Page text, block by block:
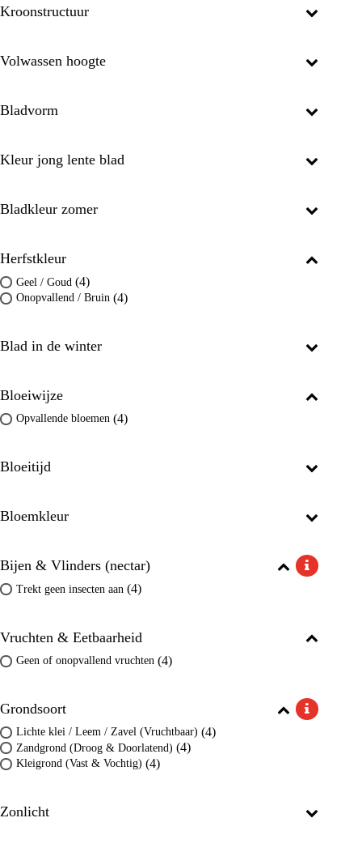
Kroonstructuur
Volwassen hoogte
Bladvorm
Kleur jong lente blad
Bladkleur zomer
Herfstkleur
Geel / Goud (4)
Onopvallend / Bruin (4)
Blad in de winter
Bloeiwijze
Opvallende bloemen (4)
Bloeitijd
Bloemkleur
Bijen & Vlinders (nectar)
Trekt geen insecten aan (4)
Vruchten & Eetbaarheid
Geen of onopvallend vruchten (4)
Grondsoort
Lichte klei / Leem / Zavel (Vruchtbaar) (4)
Zandgrond (Droog & Doorlatend) (4)
Kleigrond (Vast & Vochtig) (4)
Zonlicht